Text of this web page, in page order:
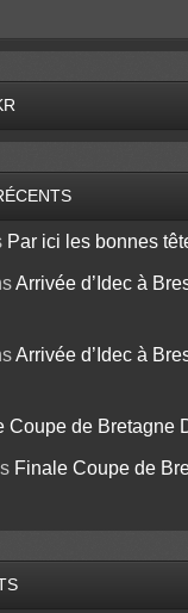
Par ici les bonnes
Arrivée d’Idec à
Arrivée d’Idec à
Coupe de Bretagne
Finale Coupe de